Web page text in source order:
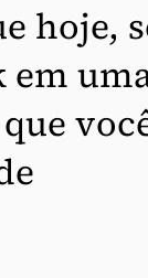
hoje,
em